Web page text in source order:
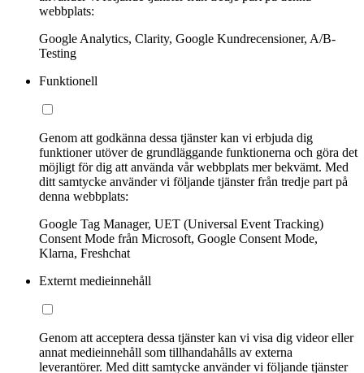
webbplats:
Google Analytics, Clarity, Google Kundrecensioner, A/B-
Testing
Funktionell
Genom att godkänna dessa tjänster kan vi erbjuda dig
funktioner utöver de grundläggande funktionerna och göra det
möjligt för dig att använda vår webbplats mer bekvämt. Med
ditt samtycke använder vi följande tjänster från tredje part på
denna webbplats:
Google Tag Manager, UET (Universal Event Tracking)
Consent Mode från Microsoft, Google Consent Mode,
Klarna, Freshchat
Externt medieinnehåll
Genom att acceptera dessa tjänster kan vi visa dig videor eller
annat medieinnehåll som tillhandahålls av externa
leverantörer. Med ditt samtycke använder vi följande tjänster